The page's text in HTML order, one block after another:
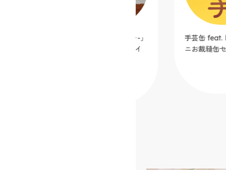
シンプルミシン「Dorothy-ドロシー-」
カフェオレ【クラフトハートトーカイ
手芸缶 feat.
ニお裁縫缶